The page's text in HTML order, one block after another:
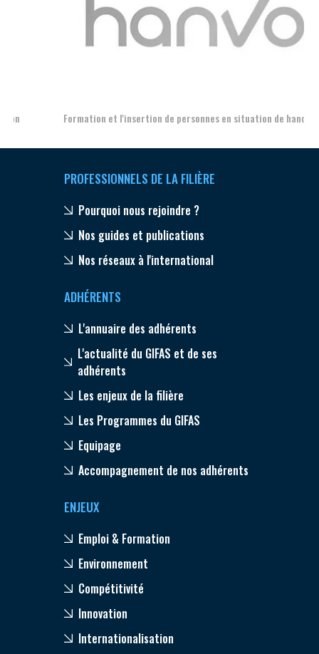
Formation et l'insertion de personnes en situation de handicap
PROFESSIONNELS DE LA FILIÈRE
Pourquoi nous rejoindre ?
Nos guides et publications
Nos réseaux à l'international
ADHÉRENTS
L'annuaire des adhérents
L'actualité du GIFAS et de ses
adhérents
Les enjeux de la filière
Les Programmes du GIFAS
Equipage
Accompagnement de nos adhérents
ENJEUX
Emploi & Formation
Environnement
Compétitivité
Innovation
Internationalisation